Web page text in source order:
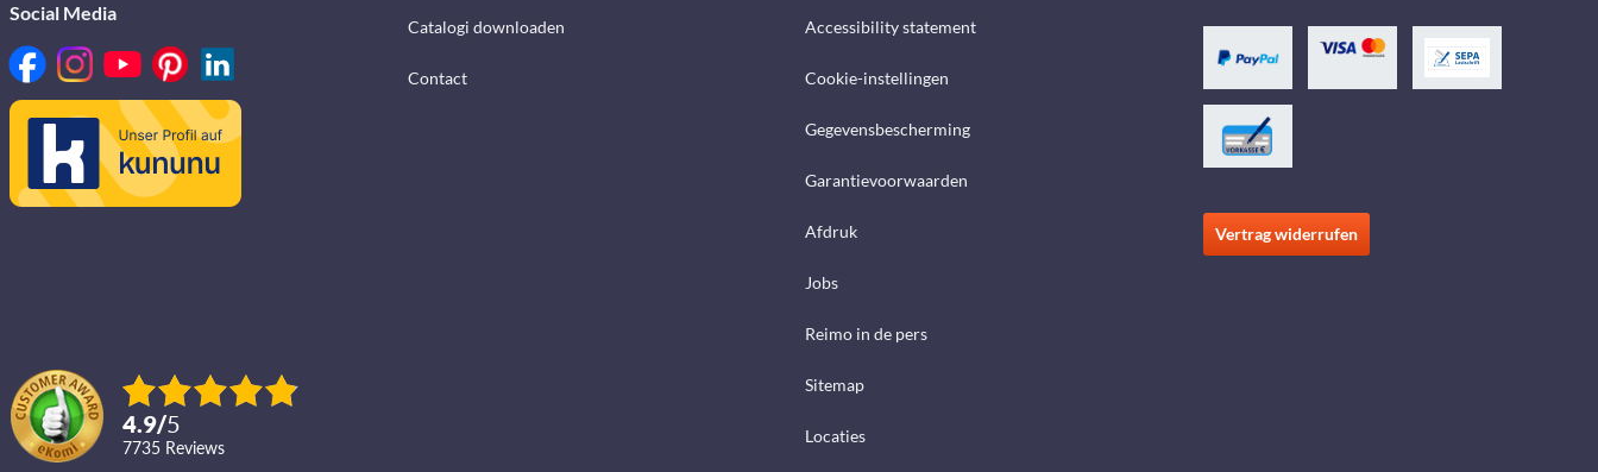
Social Media
4.9/5
7735 reviews
Catalogi downloaden
Contact
Accessibility statement
Cookie-instellingen
Gegevensbescherming
Garantievoorwaarden
Afdruk
Jobs
Reimo in de pers
Sitemap
Locaties
Vertrag widerrufen